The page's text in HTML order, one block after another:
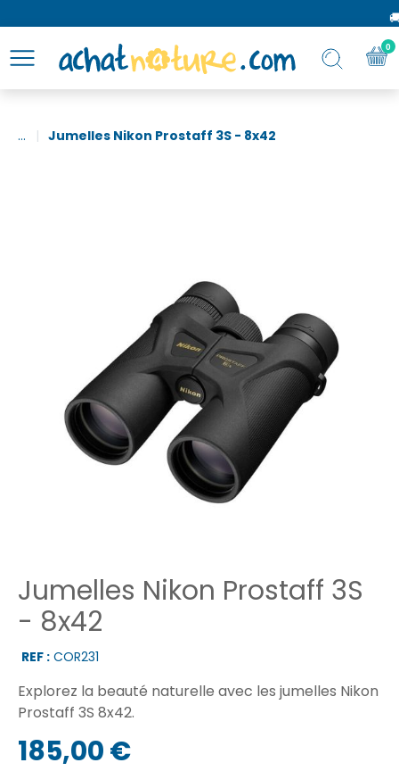
... Jumelles Nikon Prostaff 3S - 8x42
Jumelles Nikon Prostaff 3S
- 8x42
REF : COR231
Explorez la beauté naturelle avec les jumelles Nikon
Prostaff 3S 8x42.
185,00 €
0